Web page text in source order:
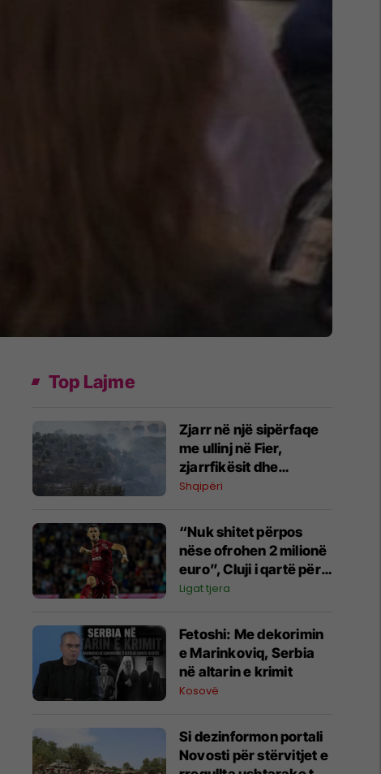
Top Lajme
Zjarr në një sipërfaqe
me ullinj në Fier,
zjarrfikësit dhe
banorët në aksion për
Shqipëri
“Nuk shitet përpos
nëse ofrohen 2 milionë
euro”, Cluji i qartë për
Meriton Korenicën
Ligat tjera
Fetoshi: Me dekorimin
e Marinkoviq, Serbia
në altarin e krimit
Kosovë
Si dezinformon portali
Novosti për stërvitjet e